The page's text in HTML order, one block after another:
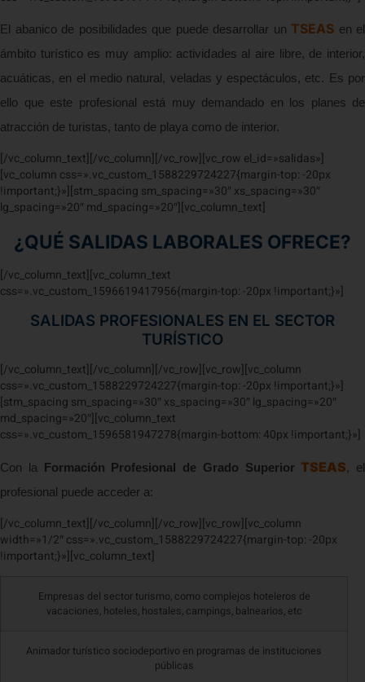
El abanico de posibilidades que puede desarrollar un TSEAS en el
ámbito turístico es muy amplio: actividades al aire libre, de interior,
acuáticas, en el medio natural, veladas y espectáculos, etc. Es por
ello que este profesional está muy demandado en los planes de
atracción de turistas, tanto de playa como de interior.
[/vc_column_text][/vc_column][/vc_row][vc_row el_id=»salidas»]
[vc_column css=».vc_custom_1588229724227{margin-top: -20px
!important;}»][stm_spacing sm_spacing=»30″ xs_spacing=»30″
lg_spacing=»20″ md_spacing=»20″][vc_column_text]
¿QUÉ SALIDAS LABORALES OFRECE?
[/vc_column_text][vc_column_text
css=».vc_custom_1596619417956{margin-top: -20px !important;}»]
SALIDAS PROFESIONALES EN EL SECTOR
TURÍSTICO
[/vc_column_text][/vc_column][/vc_row][vc_row][vc_column
css=».vc_custom_1588229724227{margin-top: -20px !important;}»]
[stm_spacing sm_spacing=»30″ xs_spacing=»30″ lg_spacing=»20″
md_spacing=»20″][vc_column_text
css=».vc_custom_1596581947278{margin-bottom: 40px !important;}»]
Con la Formación Profesional de Grado Superior TSEAS, el
profesional puede acceder a:
[/vc_column_text][/vc_column][/vc_row][vc_row][vc_column
width=»1/2″ css=».vc_custom_1588229724227{margin-top: -20px
!important;}»][vc_column_text]
Empresas del sector turismo, como complejos hoteleros de
vacaciones, hoteles, hostales, campings, balnearios, etc
Animador turístico sociodeportivo en programas de instituciones
públicas